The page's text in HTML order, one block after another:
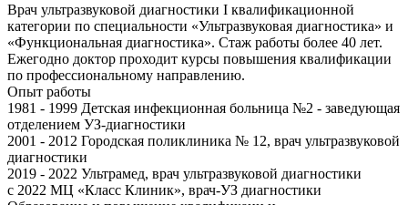
Врач ультразвуковой диагностики I квалификационной
категории по специальности «Ультразвуковая диагностика» и
«Функциональная диагностика». Стаж работы более 40 лет.
Ежегодно доктор проходит курсы повышения квалификации
по профессиональному направлению.
Опыт работы
1981 - 1999 Детская инфекционная больница №2 - заведующая
отделением УЗ-диагностики
2001 - 2012 Городская поликлиника № 12, врач ультразвуковой
диагностики
2019 - 2022 Ультрамед, врач ультразвуковой диагностики
c 2022 МЦ «Класс Клиник», врач-УЗ диагностики